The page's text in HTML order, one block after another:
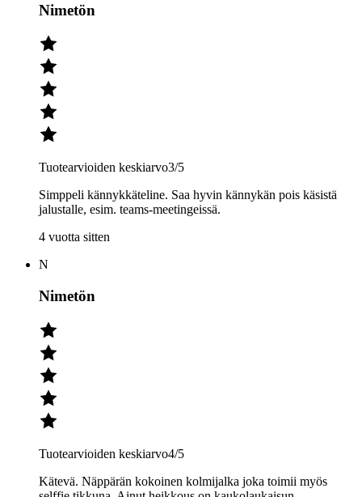
Nimetön
Tuotearvioiden keskiarvo3/5
Simppeli kännykkäteline. Saa hyvin kännykän pois käsistä
jalustalle, esim. teams-meetingeissä.
4 vuotta sitten
N
Nimetön
Tuotearvioiden keskiarvo4/5
Kätevä. Näppärän kokoinen kolmijalka joka toimii myös